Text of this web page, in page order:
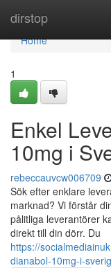
dirstop
Home
Home
1
Enkel
10mg i
rebeccauvcw006709
Sök efter enklare
marknad? Vi förstår
pålitliga leverantörer
direkt till din dörr. Du
https://
dianabol-10mg-i-